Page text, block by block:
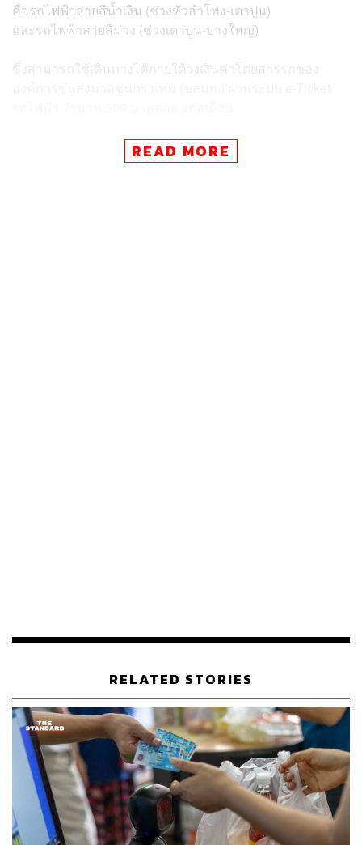
คือรถไฟฟ้าสายสีน้ำเงิน (ช่วงหัวลำโพง-เตาปูน)
และรถไฟฟ้าสายสีม่วง (ช่วงเตาปูน-บางใหญ่)
ซึ่งสามารถใช้เดินทางได้ภายใต้วงเงินค่าโดยสารรถของ
พร้อมสามารถชำระค่าโดยสารรถไฟฟ้าได้เกินวงเงิน 1 ครั้ง
ต่อเดือน โดยเงินส่วนที่เกินจะนำไปหักจากวงเงินในเดือนถัด
THE STANDARD TEAM
READ MORE
RELATED STORIES